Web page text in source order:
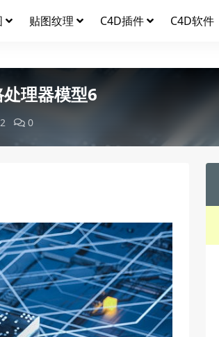
贴图纹理 C4D插件 C4D软件
理器模型6
0